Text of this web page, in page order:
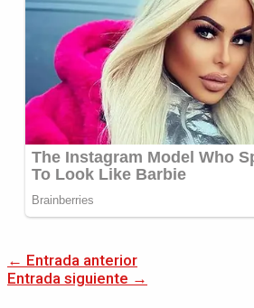
← Entrada anterior
Entrada siguiente →